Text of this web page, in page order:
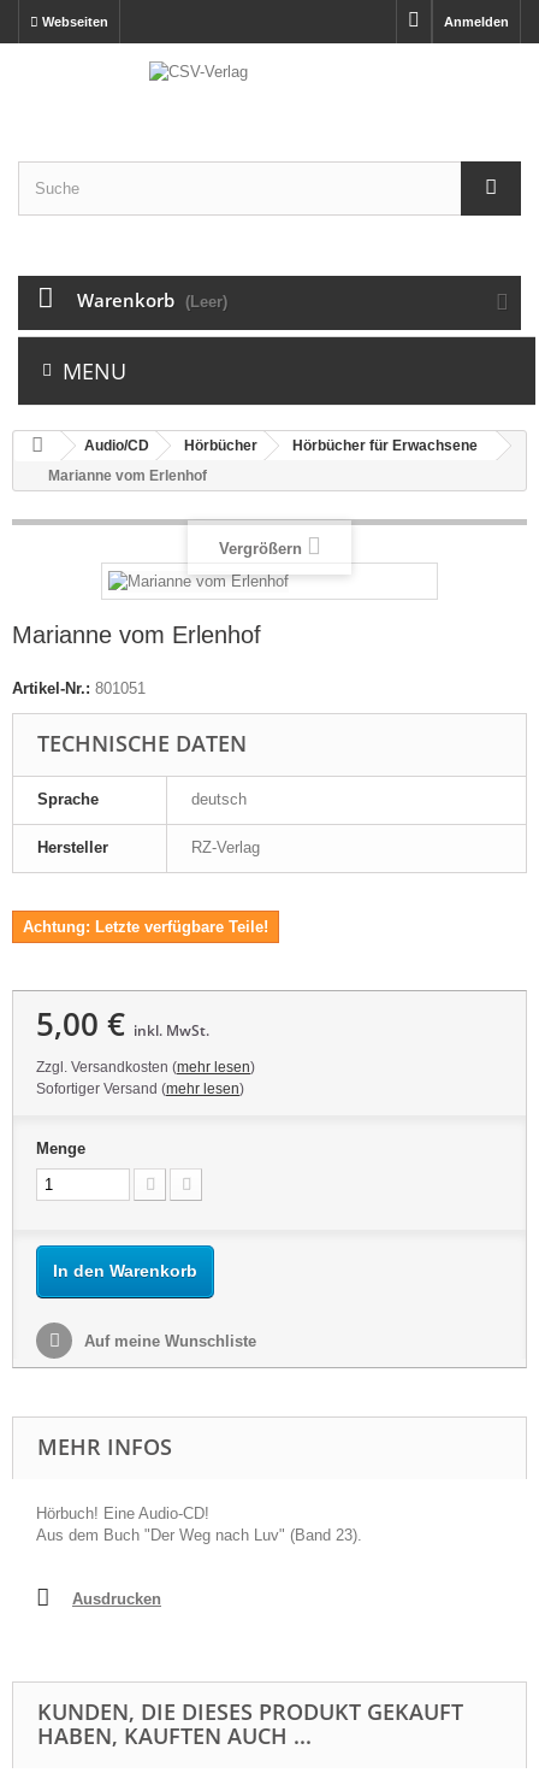
Anmelden
Webseiten
Warenkorb (Leer)
MENU
Audio/CD Hörbücher
Hörbücher für Erwachsene
Marianne vom Erlenhof
Vergrößern
Marianne vom Erlenhof
Artikel-Nr.: 801051
TECHNISCHE DATEN
Sprache deutsch
Hersteller RZ-Verlag
Achtung: Letzte verfügbare Teile!
5,00 € inkl. MwSt.
Zzgl. Versandkosten (mehr lesen)
Sofortiger Versand (mehr lesen)
Menge
In den Warenkorb
Auf meine Wunschliste
MEHR INFOS
Hörbuch! Eine Audio-CD!
Aus dem Buch "Der Weg nach Luv" (Band 23).
Ausdrucken
KUNDEN, DIE DIESES PRODUKT GEKAUFT
HABEN, KAUFTEN AUCH ...